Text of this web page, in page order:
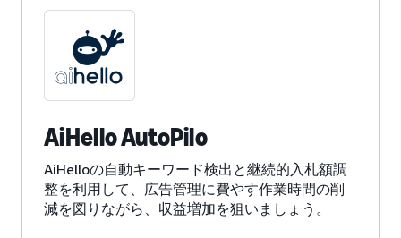
AiHello AutoPilo
AiHelloの自動キーワード検出と継続的入札額調
整を利用して、広告管理に費やす作業時間の削
減を図りながら、収益増加を狙いましょう。